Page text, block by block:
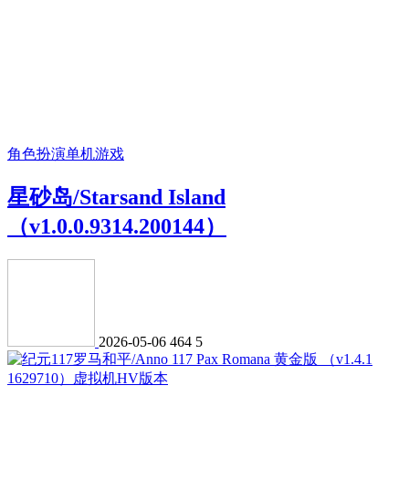
角色扮演单机游戏
星砂岛/Starsand Island
（v1.0.0.9314.200144）
2026-05-06 464 5